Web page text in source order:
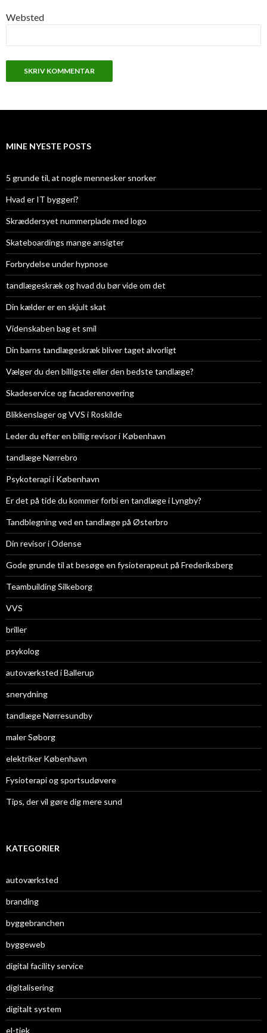
Websted
MINE NYESTE POSTS
5 grunde til, at nogle mennesker snorker
Hvad er IT byggeri?
Skræddersyet nummerplade med logo
Skateboardings mange ansigter
Forbrydelse under hypnose
tandlægeskræk og hvad du bør vide om det
Din kælder er en skjult skat
Videnskaben bag et smil
Din barns tandlægeskræk bliver taget alvorligt
Vælger du den billigste eller den bedste tandlæge?
Skadeservice og facaderenovering
Blikkenslager og VVS i Roskilde
Leder du efter en billig revisor i København
tandlæge Nørrebro
Psykoterapi i København
Er det på tide du kommer forbi en tandlæge i Lyngby?
Tandblegning ved en tandlæge på Østerbro
Din revisor i Odense
Gode grunde til at besøge en fysioterapeut på Frederiksberg
Teambuilding Silkeborg
VVS
briller
psykolog
autoværksted i Ballerup
snerydning
tandlæge Nørresundby
maler Søborg
elektriker København
Fysioterapi og sportsudøvere
Tips, der vil gøre dig mere sund
KATEGORIER
autoværksted
branding
byggebranchen
byggeweb
digital facility service
digitalisering
digitalt system
el-tjek